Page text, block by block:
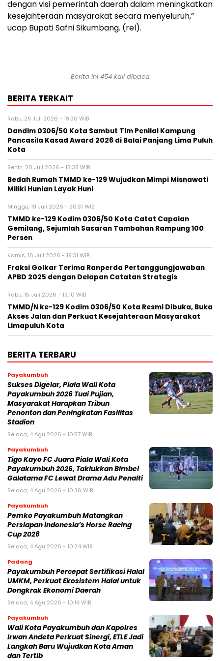
dengan visi pemerintah daerah dalam meningkatkan
kesejahteraan masyarakat secara menyeluruh,”
ucap Bupati Safni Sikumbang. (rel).
Berita ini 454 kali dibaca
BERITA TERKAIT
Rabu, 29 Juli 2026 - 19:30 WIB
Dandim 0306/50 Kota Sambut Tim Penilai Kampung
Pancasila Kasad Award 2026 di Balai Panjang Lima Puluh
Kota
Senin, 20 Juli 2026 - 13:38 WIB
Bedah Rumah TMMD ke-129 Wujudkan Mimpi Misnawati
Miliki Hunian Layak Huni
Minggu, 19 Juli 2026 - 20:31 WIB
TMMD ke-129 Kodim 0306/50 Kota Catat Capaian
Gemilang, Sejumlah Sasaran Tambahan Rampung 100
Persen
Kamis, 16 Juli 2026 - 19:31 WIB
Fraksi Golkar Terima Ranperda Pertanggungjawaban
APBD 2025 dengan Delapan Catatan Strategis
Rabu, 15 Juli 2026 - 19:10 WIB
TMMD/N ke-129 Kodim 0306/50 Kota Resmi Dibuka, Buka
Akses Jalan dan Perkuat Kesejahteraan Masyarakat
Limapuluh Kota
BERITA TERBARU
Payakumbuh
Sukses Digelar, Piala Wali Kota
Payakumbuh 2026 Tuai Pujian,
Masyarakat Harapkan Tribun
Penonton dan Peningkatan Fasilitas
Stadion
Selasa, 4 Agu 2026 - 10:57 WIB
Payakumbuh
Tigo Kayo FC Juara Piala Wali Kota
Payakumbuh 2026, Taklukkan Bimbel
Galatama FC Lewat Drama Adu Penalti
Selasa, 4 Agu 2026 - 10:36 WIB
Payakumbuh
Pemko Payakumbuh Matangkan
Persiapan Indonesia’s Horse Racing
Cup 2026
Selasa, 4 Agu 2026 - 10:24 WIB
Padang
Payakumbuh Percepat Sertifikasi Halal
UMKM, Perkuat Ekosistem Halal untuk
Dongkrak Ekonomi Daerah
Selasa, 4 Agu 2026 - 10:14 WIB
Payakumbuh
Wali Kota Payakumbuh dan Kapolres
Irwan Andeta Perkuat Sinergi, ETLE Jadi
Langkah Baru Wujudkan Kota Aman
dan Tertib